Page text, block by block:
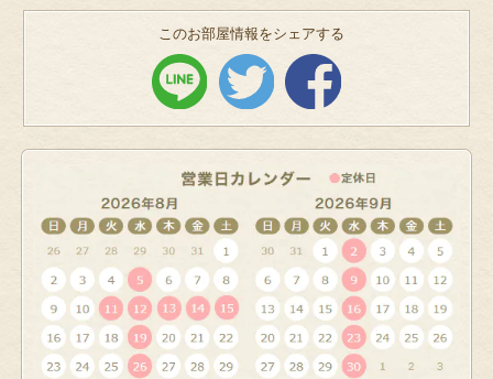
このお部屋情報をシェアする